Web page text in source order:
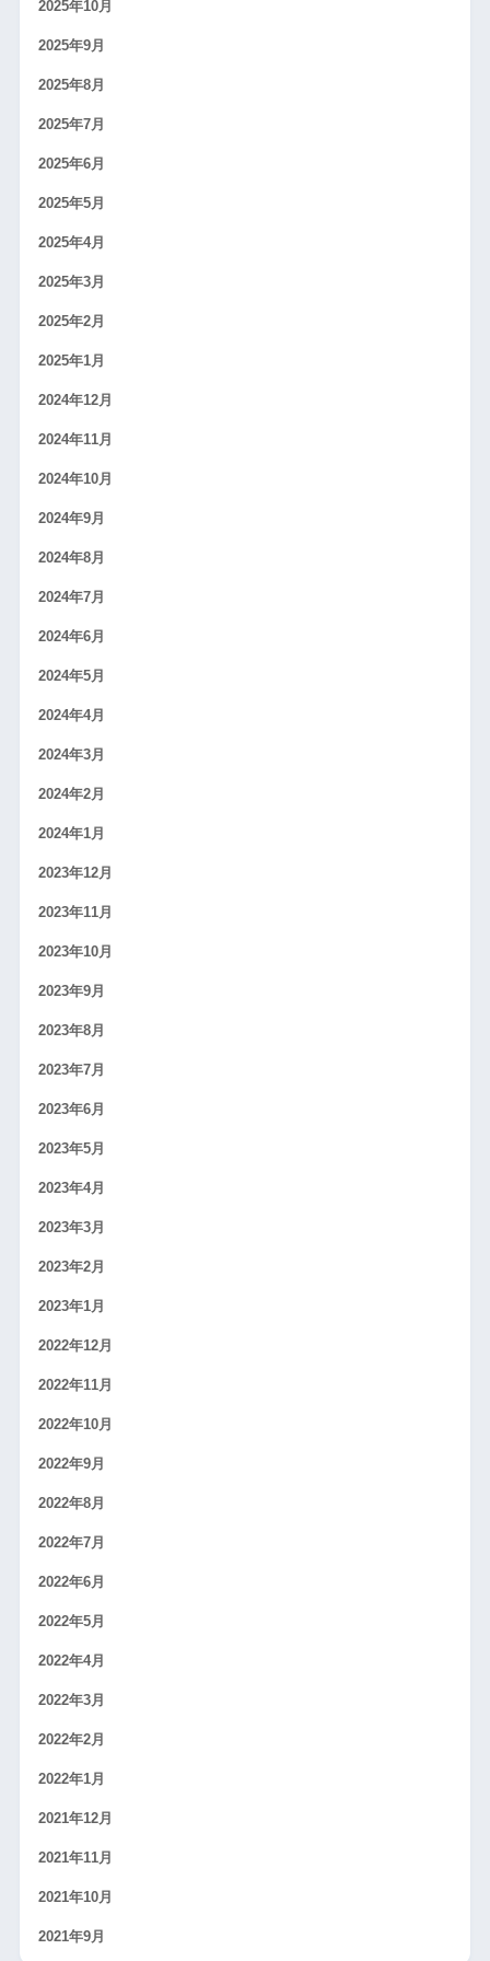
2025年10月
2025年9月
2025年8月
2025年7月
2025年6月
2025年5月
2025年4月
2025年3月
2025年2月
2025年1月
2024年12月
2024年11月
2024年10月
2024年9月
2024年8月
2024年7月
2024年6月
2024年5月
2024年4月
2024年3月
2024年2月
2024年1月
2023年12月
2023年11月
2023年10月
2023年9月
2023年8月
2023年7月
2023年6月
2023年5月
2023年4月
2023年3月
2023年2月
2023年1月
2022年12月
2022年11月
2022年10月
2022年9月
2022年8月
2022年7月
2022年6月
2022年5月
2022年4月
2022年3月
2022年2月
2022年1月
2021年12月
2021年11月
2021年10月
2021年9月